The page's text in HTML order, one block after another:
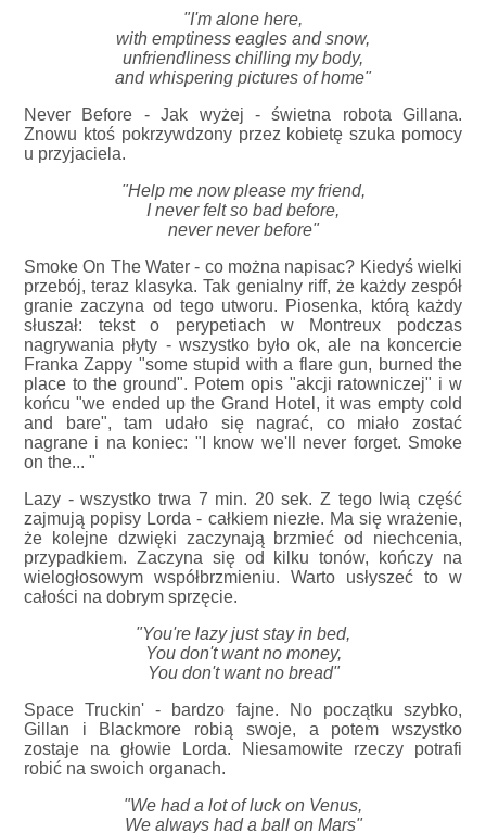
"I'm alone here,
with emptiness eagles and snow,
unfriendliness chilling my body,
and whispering pictures of home"
Never Before - Jak wyżej - świetna robota Gillana.
Znowu ktoś pokrzywdzony przez kobietę szuka pomocy
u przyjaciela.
"Help me now please my friend,
I never felt so bad before,
never never before"
Smoke On The Water - co można napisac? Kiedyś wielki
przebój, teraz klasyka. Tak genialny riff, że każdy zespół
granie zaczyna od tego utworu. Piosenka, którą każdy
słuszał: tekst o perypetiach w Montreux podczas
nagrywania płyty - wszystko było ok, ale na koncercie
Franka Zappy "some stupid with a flare gun, burned the
place to the ground". Potem opis "akcji ratowniczej" i w
końcu "we ended up the Grand Hotel, it was empty cold
and bare", tam udało się nagrać, co miało zostać
nagrane i na koniec: "I know we'll never forget. Smoke
on the... "
Lazy - wszystko trwa 7 min. 20 sek. Z tego lwią część
zajmują popisy Lorda - całkiem niezłe. Ma się wrażenie,
że kolejne dzwięki zaczynają brzmieć od niechcenia,
przypadkiem. Zaczyna się od kilku tonów, kończy na
wielogłosowym współbrzmieniu. Warto usłyszeć to w
całości na dobrym sprzęcie.
"You're lazy just stay in bed,
You don't want no money,
You don't want no bread"
Space Truckin' - bardzo fajne. No początku szybko,
Gillan i Blackmore robią swoje, a potem wszystko
zostaje na głowie Lorda. Niesamowite rzeczy potrafi
robić na swoich organach.
"We had a lot of luck on Venus,
We always had a ball on Mars"